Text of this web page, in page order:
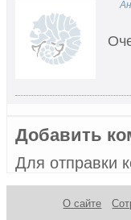
Добавить
Для отправки
О сайте